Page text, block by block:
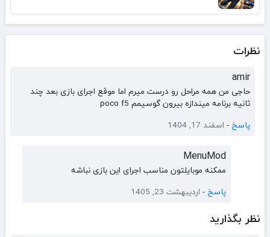
نظرات
amir
حاجی من همه مراحل رو درست میرم اما موقع اجرای بازی بعد چند
ثانیه برنامه میندازه بیرون گوسیمم poco f5
پاسخ - اسفند 17, 1404
MenuMod
ممکنه موبایلتون مناسب اجرای این بازی نباشه
پاسخ - اردیبهشت 23, 1405
نظر بگذارید